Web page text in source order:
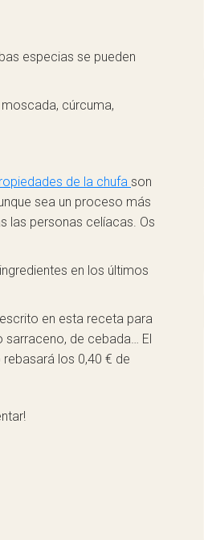
especias se pueden
cúrcuma,
de la chufa son
sea un proceso más
las personas celíacas. Os
en los últimos
en esta receta para
sarraceno, de cebada… El
los 0,40 € de